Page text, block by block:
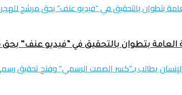
العامة بتطوان بالتحقيق في “فيديو عنف”